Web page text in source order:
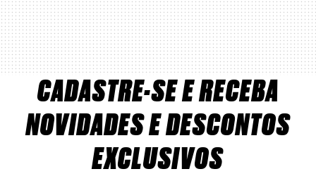
CADASTRE-SE E RECEBA
NOVIDADES E DESCONTOS
EXCLUSIVOS